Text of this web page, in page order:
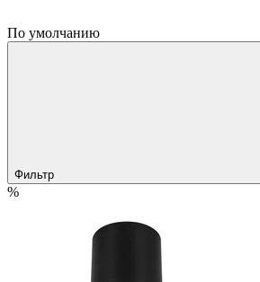
По умолчанию
Фильтр
%